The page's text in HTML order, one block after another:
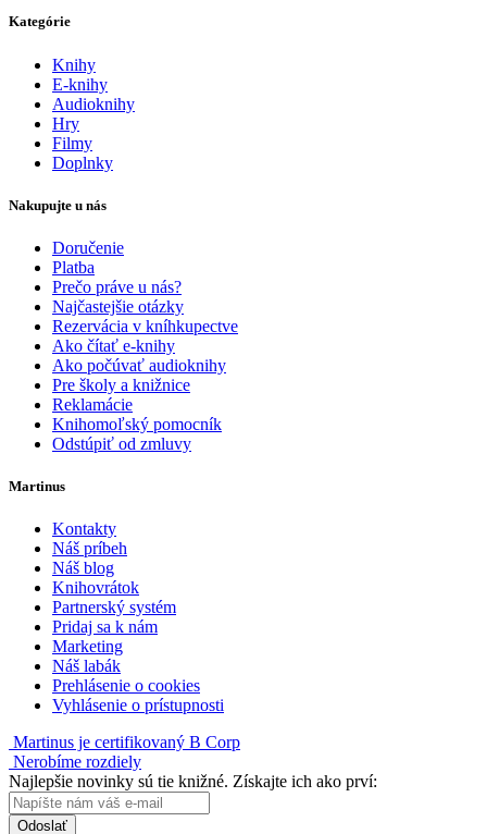
Kategórie
Knihy
E-knihy
Audioknihy
Hry
Filmy
Doplnky
Nakupujte u nás
Doručenie
Platba
Prečo práve u nás?
Najčastejšie otázky
Rezervácia v kníhkupectve
Ako čítať e-knihy
Ako počúvať audioknihy
Pre školy a knižnice
Reklamácie
Knihomoľský pomocník
Odstúpiť od zmluvy
Martinus
Kontakty
Náš príbeh
Náš blog
Knihovrátok
Partnerský systém
Pridaj sa k nám
Marketing
Náš labák
Prehlásenie o cookies
Vyhlásenie o prístupnosti
Martinus je certifikovaný B Corp
Nerobíme rozdiely
Najlepšie novinky sú tie knižné. Získajte ich ako prví:
Odoslať